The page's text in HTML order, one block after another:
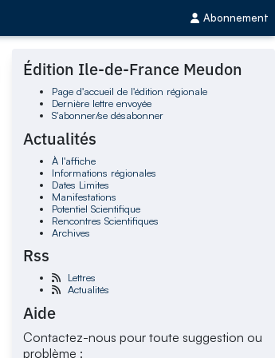
Abonnement
Édition Ile-de-France Meudon
Page d'accueil de l'édition régionale
Dernière lettre envoyée
S'abonner/se désabonner
Actualités
À l'affiche
Informations régionales
Dates Limites
Manifestations
Potentiel Scientifique
Rencontres Scientifiques
Archives
Rss
Lettres
Actualités
Aide
Contactez-nous pour toute suggestion ou
problème :